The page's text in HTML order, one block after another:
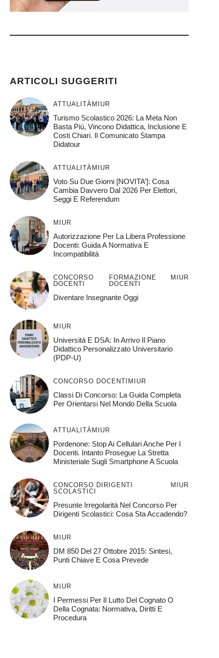
ARTICOLI SUGGERITI
ATTUALITÀ MIUR
Turismo Scolastico 2026: La Meta Non
Basta Più, Vincono Didattica, Inclusione E
Costi Chiari. Il Comunicato Stampa
Didatour
ATTUALITÀ MIUR
Voto Su Due Giorni [NOVITA’]: Cosa
Cambia Davvero Dal 2026 Per Elettori,
Seggi E Referendum
MIUR
Autorizzazione Per La Libera Professione
Docenti: Guida A Normativa E
Incompatibilità
CONCORSO
DOCENTI
FORMAZIONE
DOCENTI
MIUR
Diventare Insegnante Oggi
MIUR
Università E DSA: In Arrivo Il Piano
Didattico Personalizzato Universitario
(PDP-U)
CONCORSO DOCENTI MIUR
Classi Di Concorso: La Guida Completa
Per Orientarsi Nel Mondo Della Scuola
ATTUALITÀ MIUR
Pordenone: Stop Ai Cellulari Anche Per I
Docenti. Intanto Prosegue La Stretta
Ministeriale Sugli Smartphone A Scuola
CONCORSO DIRIGENTI
SCOLASTICI
MIUR
Presunte Irregolarità Nel Concorso Per
Dirigenti Scolastici: Cosa Sta Accadendo?
MIUR
DM 850 Del 27 Ottobre 2015: Sintesi,
Punti Chiave E Cosa Prevede
MIUR
I Permessi Per Il Lutto Del Cognato O
Della Cognata: Normativa, Diritti E
Procedura